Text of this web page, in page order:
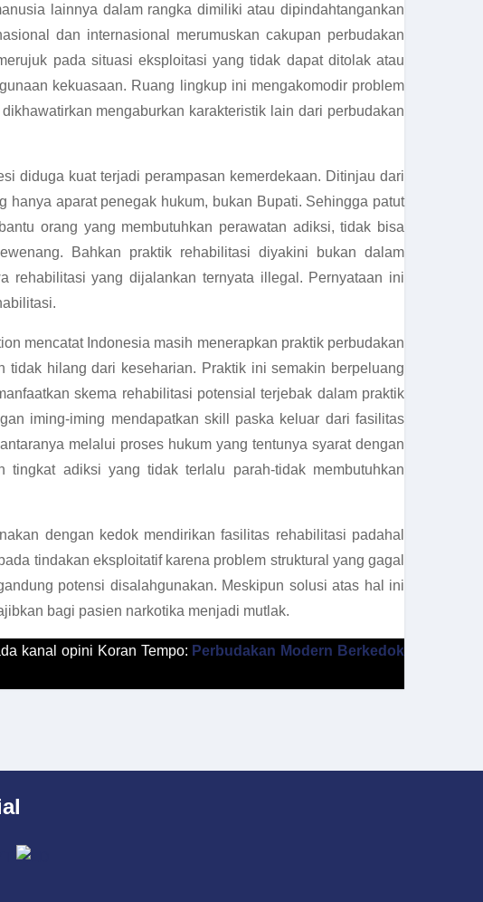
lainnya dalam rangka dimiliki atau dipindahtangankan
dan internasional merumuskan cakupan perbudakan
pada situasi eksploitasi yang tidak dapat ditolak atau
kekuasaan. Ruang lingkup ini mengakomodir problem
mengaburkan karakteristik lain dari perbudakan
diduga kuat terjadi perampasan kemerdekaan. Ditinjau dari
aparat penegak hukum, bukan Bupati. Sehingga patut
orang yang membutuhkan perawatan adiksi, tidak bisa
Bahkan praktik rehabilitasi diyakini bukan dalam
rehabilitasi yang dijalankan ternyata illegal. Pernyataan ini
mencatat Indonesia masih menerapkan praktik perbudakan
hilang dari keseharian. Praktik ini semakin berpeluang
skema rehabilitasi potensial terjebak dalam praktik
iming-iming mendapatkan skill paska keluar dari fasilitas
melalui proses hukum yang tentunya syarat dengan
adiksi yang tidak terlalu parah-tidak membutuhkan
dengan kedok mendirikan fasilitas rehabilitasi padahal
tindakan eksploitatif karena problem struktural yang gagal
potensi disalahgunakan. Meskipun solusi atas hal ini
bagi pasien narkotika menjadi mutlak.
kanal opini Koran Tempo: Perbudakan Modern Berkedok